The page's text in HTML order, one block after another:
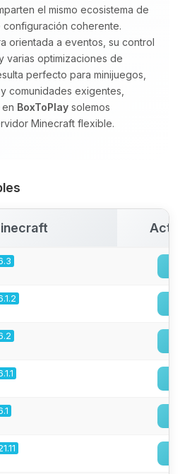
el mismo ecosistema de
coherente.
orientada a eventos, su control
varias optimizaciones de
perfecto para minijuegos,
comunidades exigentes,
BoxToPlay solemos
Minecraft flexible.